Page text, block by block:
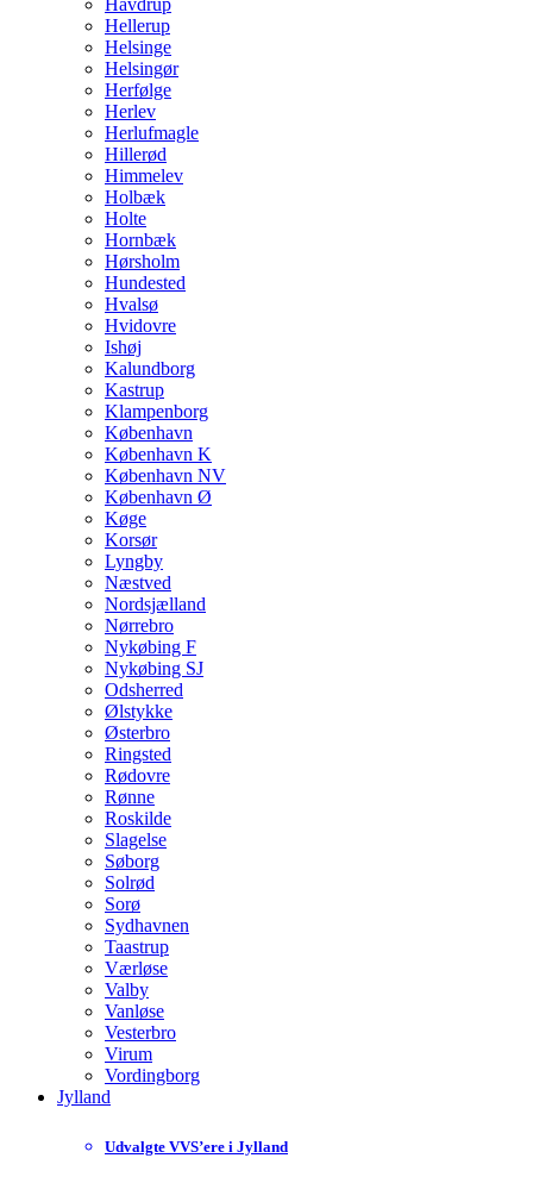
Havdrup
Hellerup
Helsinge
Helsingør
Herfølge
Herlev
Herlufmagle
Hillerød
Himmelev
Holbæk
Holte
Hornbæk
Hørsholm
Hundested
Hvalsø
Hvidovre
Ishøj
Kalundborg
Kastrup
Klampenborg
København
København K
København NV
København Ø
Køge
Korsør
Lyngby
Næstved
Nordsjælland
Nørrebro
Nykøbing F
Nykøbing SJ
Odsherred
Ølstykke
Østerbro
Ringsted
Rødovre
Rønne
Roskilde
Slagelse
Søborg
Solrød
Sorø
Sydhavnen
Taastrup
Værløse
Valby
Vanløse
Vesterbro
Virum
Vordingborg
Jylland
Udvalgte VVS’ere i Jylland